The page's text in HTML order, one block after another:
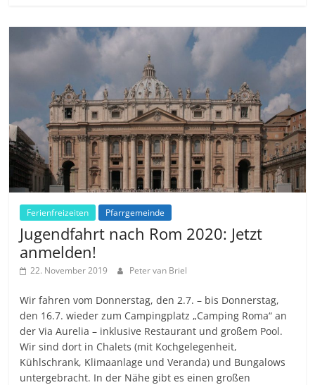
Ferienfreizeiten Pfarrgemeinde
Jugendfahrt nach Rom 2020: Jetzt
anmelden!
22. November 2019 Peter van Briel
Wir fahren vom Donnerstag, den 2.7. – bis Donnerstag,
den 16.7. wieder zum Campingplatz „Camping Roma“ an
der Via Aurelia – inklusive Restaurant und großem Pool.
Wir sind dort in Chalets (mit Kochgelegenheit,
Kühlschrank, Klimaanlage und Veranda) und Bungalows
untergebracht. In der Nähe gibt es einen großen